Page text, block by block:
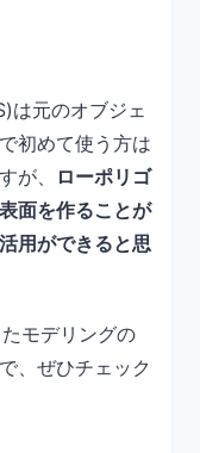
は元のオブジェ
初めて使う方は
が、
ローポリゴ
面を作ることが
用ができると思
モデリングの
、ぜひチェック